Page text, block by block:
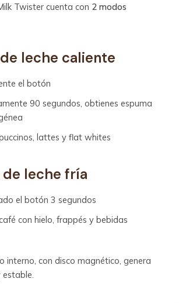
Twister cuenta con 2 modos
de leche caliente
el botón
90 segundos, obtienes espuma
lattes y flat whites
de leche fría
el botón 3 segundos
con hielo, frappés y bebidas
interno, con disco magnético, genera